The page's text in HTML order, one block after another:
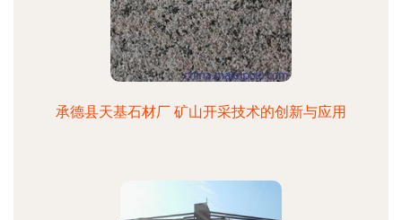
承德县天基石材厂 矿山开采技术的创新与应用